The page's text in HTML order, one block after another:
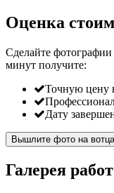
Оценка
Сделайте
минут получите:
Точную цену
Дату
Вышлите фото на
Галерея работ